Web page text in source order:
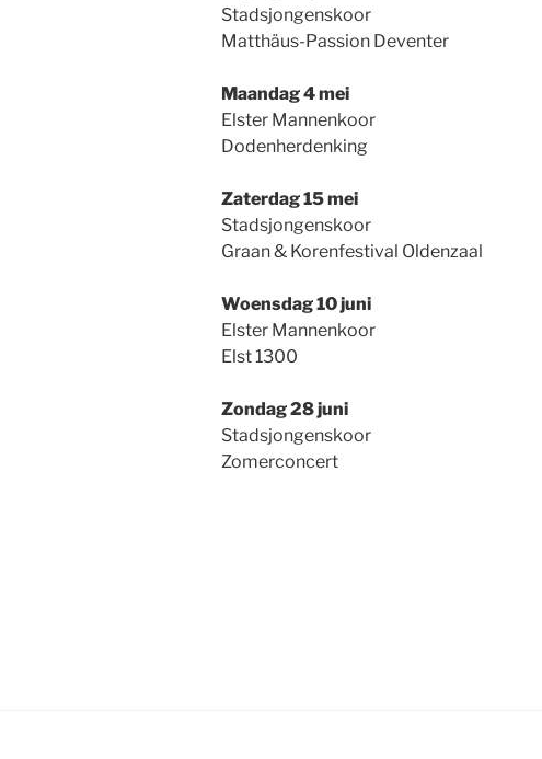
Stadsjongenskoor
Matthäus-Passion Deventer
Maandag 4 mei
Elster Mannenkoor
Dodenherdenking
Zaterdag 15 mei
Stadsjongenskoor
Graan & Korenfestival Oldenzaal
Woensdag 10 juni
Elster Mannenkoor
Elst 1300
Zondag 28 juni
Stadsjongenskoor
Zomerconcert